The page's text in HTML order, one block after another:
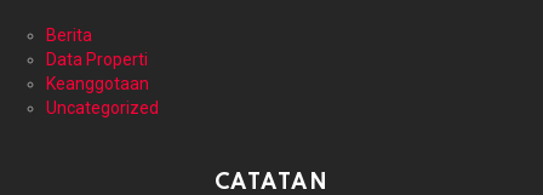
Berita
Data Properti
Keanggotaan
Uncategorized
CATATAN